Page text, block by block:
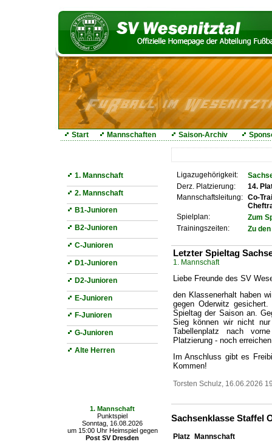
Start Mannschaften Saison-Archiv
1. Mannschaft
2. Mannschaft
B1-Junioren
B2-Junioren
C-Junioren
D1-Junioren
D2-Junioren
E-Junioren
F-Junioren
G-Junioren
Alte Herren
1. Mannschaft
Punktspiel
Sonntag, 16.08.2026
um 15:00 Uhr Heimspiel gegen
Post SV Dresden
Ligazugehörigkeit:
Derz. Platzierung:
14.
Mannschaftsleitung: Co-
Spielplan:
Zum
Trainingszeiten:
Zu
Letzter Spieltag
1. Mannschaft
Liebe Freunde des SV
den Klassenerhalt haben
gegen Oderwitz
Spieltag der Saison an.
Sieg können wir nicht
Tabellenplatz nach
Platzierung - noch
Im Anschluss gibt es
Kommen!
Torsten Schulz, 16.06.2026
Sachsenklasse Staffel
Platz Mannschaft